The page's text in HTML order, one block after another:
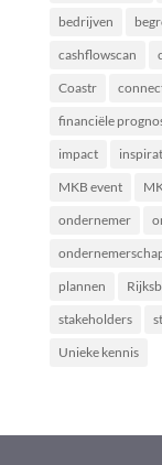
bedrijven
cashflowscan
Coastr
financiële
impact
MKB event
ondernemer
plannen
stakeholders
Unieke kennis